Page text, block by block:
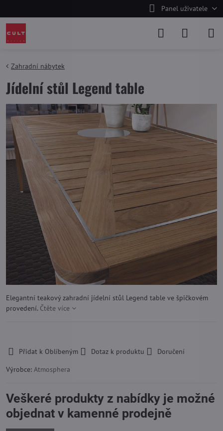
Panel uživatele
Zahradní nábytek
Jídelní stůl Legend table
Elegantní teakový zahradní jídelní stůl Legend table ve špičkovém
provedení. Čtěte více
Přidat k Oblíbeným
Dotaz k produktu
Doručení
Výrobce: Atmosphera
Veškeré produkty z nabídky je možné
objednat v kamenné prodejně